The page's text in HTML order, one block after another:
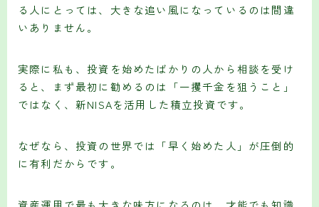
る人にとっては、大きな追い風になっているのは間違
いありません。
実際に私も、投資を始めたばかりの人から相談を受け
ると、まず最初に勧めるのは「一攫千金を狙うこと」
ではなく、新NISAを活用した積立投資です。
なぜなら、投資の世界では「早く始めた人」が圧倒的
に有利だからです。